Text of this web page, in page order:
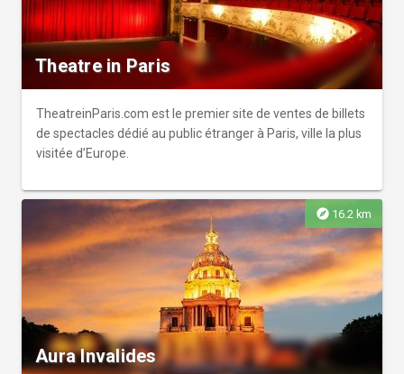
Theatre in Paris
TheatreinParis.com est le premier site de ventes de billets
de spectacles dédié au public étranger à Paris, ville la plus
visitée d’Europe.
explore 16.2 km
Aura Invalides